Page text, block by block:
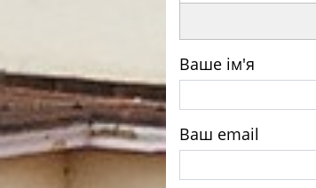
Ваше ім'я
Ваш email